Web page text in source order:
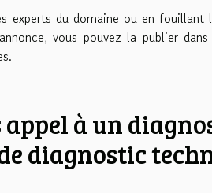
experts du domaine ou en fouillant
vous pouvez la publier
à un
diagnostic